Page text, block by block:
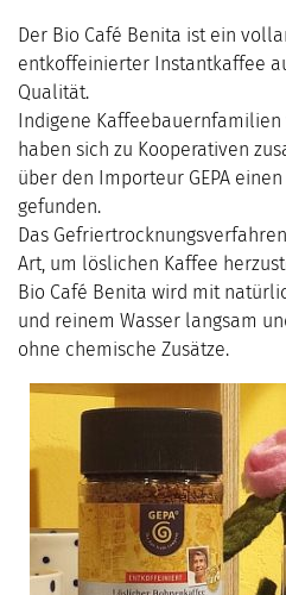
Der Bio Café Benita ist ein
entkoffeinierter Instantkaffee
Qualität.
Indigene Kaffeebauernfamilien
haben sich zu Kooperativen
über den Importeur GEPA
gefunden.
Das
Art, um löslichen Kaffee
Bio Café Benita wird mit
und reinem Wasser langsam
ohne chemische Zusätze.